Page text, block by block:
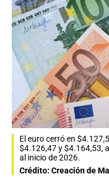
El euro cerró en
$4.126,47 y $4.164,53,
al inicio de 2026.
Crédito: Creación de